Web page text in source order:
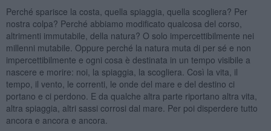
Perché sparisce la costa, quella spiaggia, quella scogliera? Per
nostra colpa? Perché abbiamo modificato qualcosa del corso,
altrimenti immutabile, della natura? O solo impercettibilmente nei
millenni mutabile. Oppure perché la natura muta di per sé e non
impercettibilmente e ogni cosa è destinata in un tempo visibile a
nascere e morire: noi, la spiaggia, la scogliera. Così la vita, il
tempo, il vento, le correnti, le onde del mare e del destino ci
portano e ci perdono. E da qualche altra parte riportano altra vita,
altra spiaggia, altri sassi corrosi dal mare. Per poi disperdere tutto
ancora e ancora e ancora.